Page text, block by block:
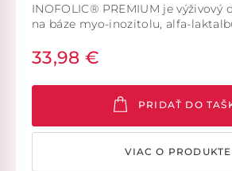
INOFOLIC® PREMIUM je výživový
na báze myo-inozitolu, alfa-
dodatočného množstva myo-
laktalbumínu a kysliny listovej v
zníženého prísunu v strave alebo
potrebe v organizme.
33,98 €
PRIDAŤ DO
VIAC O PRODUKTE